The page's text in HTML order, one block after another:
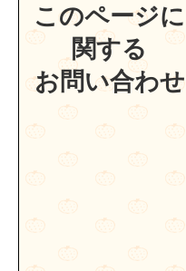
このページに
関する
お問い合わせ